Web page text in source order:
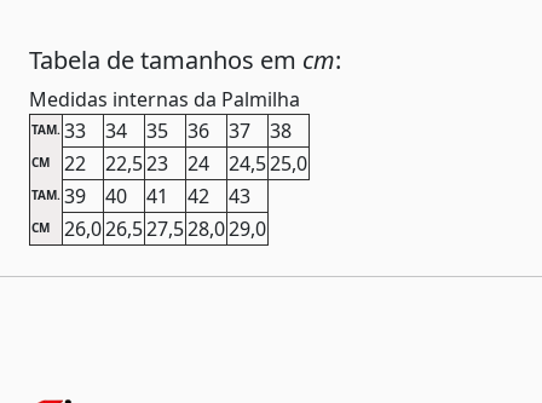
Tabela de tamanhos em cm:
Medidas internas da Palmilha
TAM. 33 34 35 36 37 38
CM 22 22,523 24 24,525,0
TAM. 39 40 41 42 43
CM 26,026,527,528,029,0